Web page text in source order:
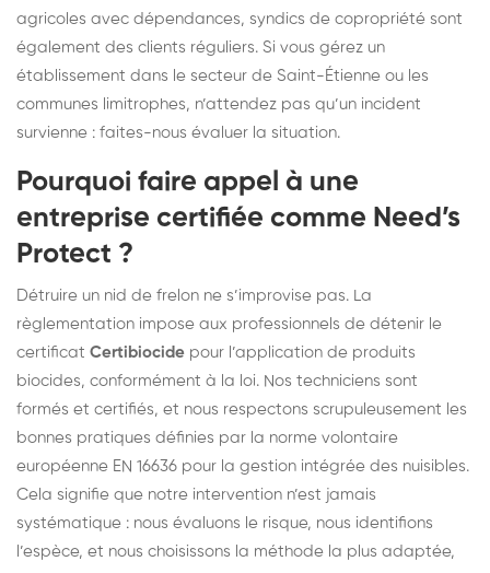
agricoles avec dépendances, syndics de copropriété sont
également des clients réguliers. Si vous gérez un
établissement dans le secteur de Saint-Étienne ou les
communes limitrophes, n’attendez pas qu’un incident
survienne : faites-nous évaluer la situation.
Pourquoi faire appel à une
entreprise certifiée comme Need’s
Protect ?
Détruire un nid de frelon ne s’improvise pas. La
règlementation impose aux professionnels de détenir le
certificat Certibiocide pour l’application de produits
biocides, conformément à la loi. Nos techniciens sont
formés et certifiés, et nous respectons scrupuleusement les
bonnes pratiques définies par la norme volontaire
européenne EN 16636 pour la gestion intégrée des nuisibles.
Cela signifie que notre intervention n’est jamais
systématique : nous évaluons le risque, nous identifions
l’espèce, et nous choisissons la méthode la plus adaptée,